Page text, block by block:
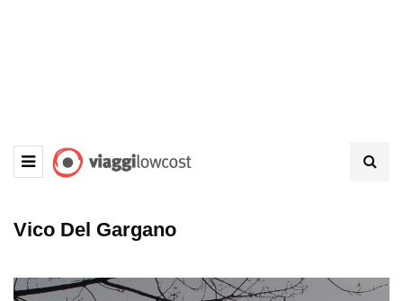
Vico Del Gargano